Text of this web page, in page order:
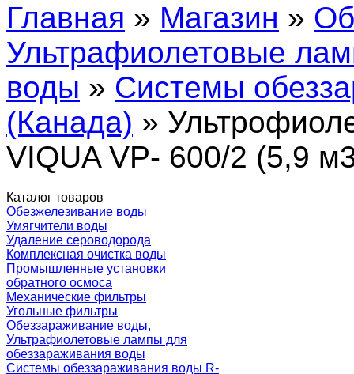
Главная » Магазин »
Ультрафиолетовые
воды » Системы
(Канада) »
VIQUA VP- 600/2 (5,9
Каталог товаров
Обезжелезивание воды
Умягчители воды
Удаление сероводорода
Комплексная очистка воды
Промышленные установки
обратного осмоса
Механические фильтры
Угольные фильтры
Обеззараживание воды,
Ультрафиолетовые лампы для
обеззараживания воды
Системы обеззараживания воды R-